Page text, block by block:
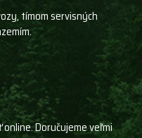
tímom servisných
Doručujeme veľmi